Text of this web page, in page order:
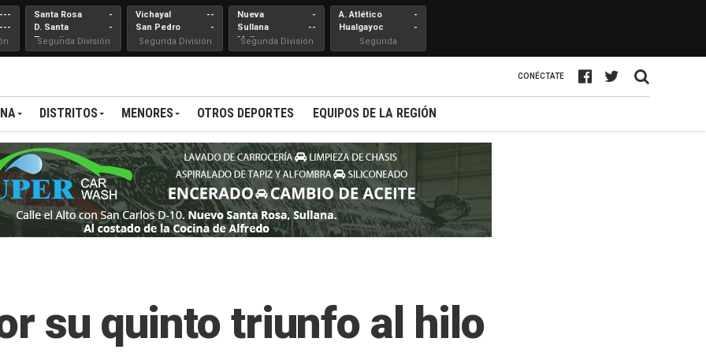
---
---
Santa Rosa
D. Santa
Teresita
-
-
Segunda División
Vichayal
San Pedro
--
-
Segunda División
Nueva
Sullana
Mallares
-
--
Segunda División
A. Atlético
Hualgayoc
-
-
Segunda
Profesional
CONÉCTATE
DISTRITOS MENORES OTROS DEPORTES EQUIPOS DE LA REGIÓN
su quinto triunfo al hilo